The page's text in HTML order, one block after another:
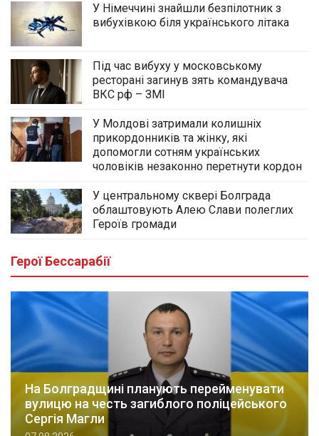
У Німеччині знайшли безпілотник з
вибухівкою біля українського літака
Під час вибуху у московському
ресторані загинув зять командувача
ВКС рф – ЗМІ
У Молдові затримали колишніх
прикордонників та жінку, які
допомогли сотням українських
чоловіків незаконно перетнути кордон
У центральному сквері Болграда
облаштовують Алею Слави полеглих
Героїв громади
Герої Бессарабії
На Болградщині планують перейменувати
вулицю на честь загиблого поліцейського
Сергія Магли